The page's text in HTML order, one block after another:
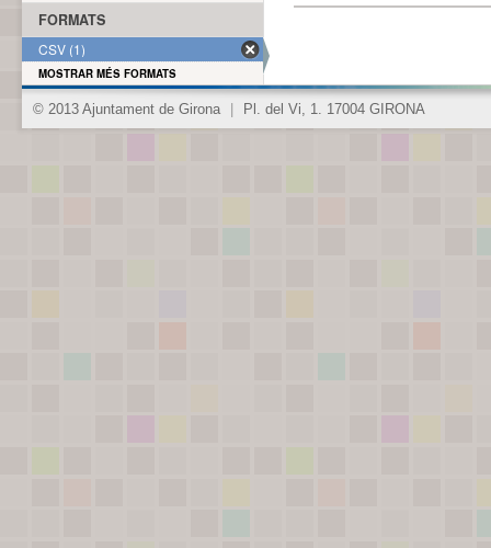
FORMATS
CSV (1)
MOSTRAR MÉS FORMATS
© 2013 Ajuntament de Girona Pl. del Vi, 1. 17004 GIRONA